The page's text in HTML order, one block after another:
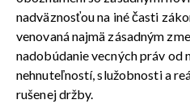
nadväznosťou na iné časti
venovaná najmä zásadným
nadobúdanie vecných práv od
nehnuteľností, služobnosti a
rušenej držby.